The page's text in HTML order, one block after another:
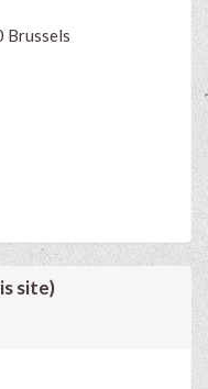
Brussels
site)